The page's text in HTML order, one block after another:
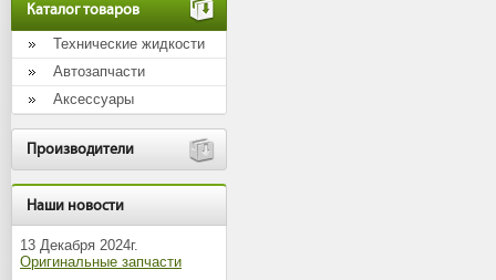
Каталог товаров
Технические жидкости
Автозапчасти
Аксессуары
Производители
Наши новости
13 Декабря 2024г.
Оригинальные запчасти